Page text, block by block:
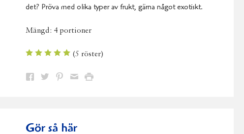
det? Pröva med olika typer av frukt, gärna något exotiskt.
Mängd: 4 portioner
(5 röster)
Dela Dela Dela DelaSkriv
Gör så här